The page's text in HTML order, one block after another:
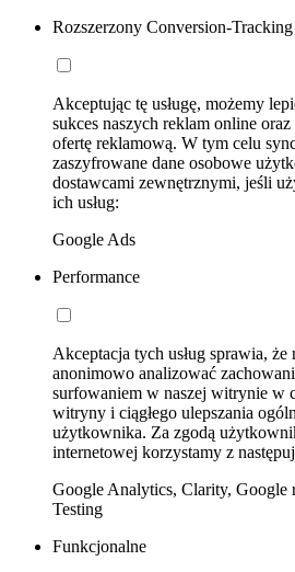
Rozszerzony Conversion-Tracking
Akceptując tę usługę, możemy
sukces naszych reklam online
ofertę reklamową. W tym celu
zaszyfrowane dane osobowe
dostawcami zewnętrznymi, jeśli
ich usług:
Google Ads
Performance
Akceptacja tych usług sprawia, że
anonimowo analizować
surfowaniem w naszej witrynie w
witryny i ciągłego ulepszania
użytkownika. Za zgodą
internetowej korzystamy z
Google Analytics, Clarity, Google
Testing
Funkcjonalne